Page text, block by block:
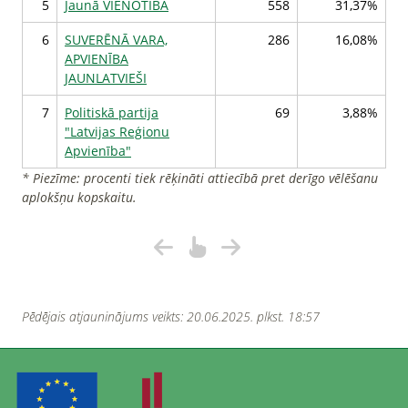
5 Jaunā VIENOTĪBA 558
31,37%
6
SUVERĒNĀ VARA,
APVIENĪBA
JAUNLATVIEŠI
286 16,08%
7
Politiskā partija
"Latvijas Reģionu
Apvienība"
69 3,88%
* Piezīme: procenti tiek rēķināti attiecībā pret derīgo vēlēšanu
aplokšņu kopskaitu.
Pēdējais atjauninājums veikts: 20.06.2025. plkst. 18:57